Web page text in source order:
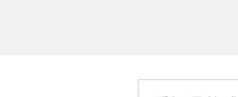
2026.7.7
名